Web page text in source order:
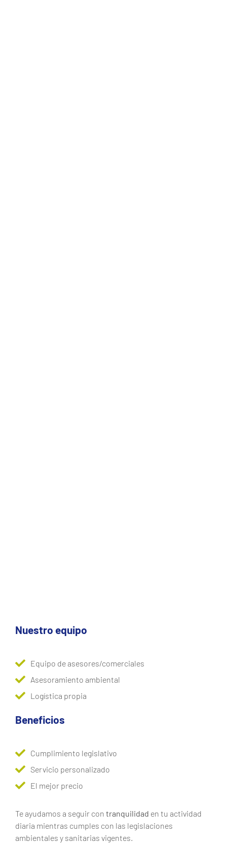
Nuestro equipo
Equipo de asesores/comerciales
Asesoramiento ambiental
Logística propia
Beneficios
Cumplimiento legislativo
Servicio personalizado
El mejor precio
Te ayudamos a seguir con tranquilidad en tu actividad
diaria mientras cumples con las legislaciones
ambientales y sanitarias vigentes.